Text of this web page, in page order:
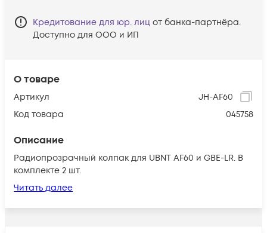
О товаре
Артикул
JH-AF60
Код товара
045758
Описание
Радиопрозрачный колпак для UBNT AF60 и GBE-LR. В
комплекте 2 шт.
Читать далее
Кредитование для юр. лиц от банка-партнёра.
Доступно для ООО и ИП